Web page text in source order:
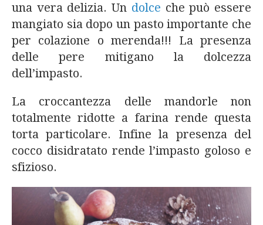
una vera delizia. Un dolce che può essere
mangiato sia dopo un pasto importante che
per colazione o merenda!!! La presenza
delle pere mitigano la dolcezza
dell’impasto.
La croccantezza delle mandorle non
totalmente ridotte a farina rende questa
torta particolare. Infine la presenza del
cocco disidratato rende l’impasto goloso e
sfizioso.